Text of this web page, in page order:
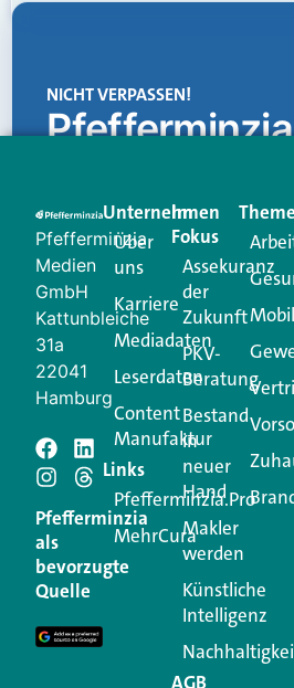
NICHT VERPASSEN!
Creator für Ihre
Ihren Vertriebsalltag leichter
Login.
Jetzt anmelden
Schreiben Sie
Kommentar
Ihre E-Mail-Adresse wird nicht
Erforderliche Felder sind mit
Kommentar
Pfefferminzia
Medien
GmbH
Kattunbleiche
31a
22041
Hamburg
Pfefferminzia
als
bevorzugte
Quelle
Unternehmen
Über
uns
Karriere
Mediadaten
Leserdaten
Content
Manufaktur
Links
Pfefferminzia.Pro
MehrCura
Im
Fokus
Assekuranz
der
Zukunft
PKV-
Beratung
Bestand
in
neuer
Hand
Makler
werden
Künstliche
Intelligenz
AGB